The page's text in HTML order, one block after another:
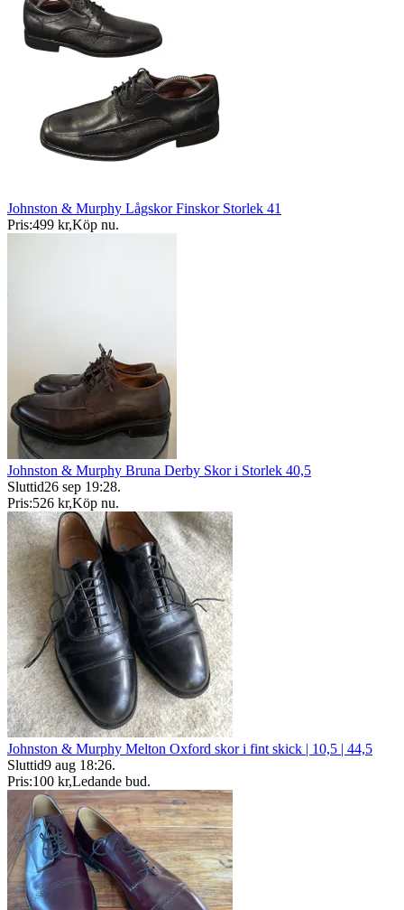
Johnston & Murphy Lågskor Finskor Storlek 41
Pris:499 kr,Köp nu.
Johnston & Murphy Bruna Derby Skor i Storlek 40,5
Sluttid26 sep 19:28.
Pris:526 kr,Köp nu.
Johnston & Murphy Melton Oxford skor i fint skick | 10,5 | 44,5
Sluttid9 aug 18:26.
Pris:100 kr,Ledande bud.